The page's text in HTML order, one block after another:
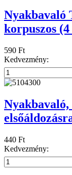
Nyakbavaló
korpuszos
590 Ft
Kedvezmény:
440 Ft
Kedvezmény: